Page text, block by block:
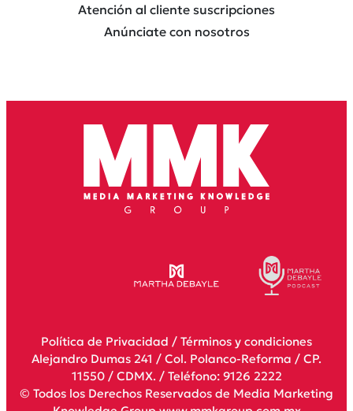
Atención al cliente suscripciones
Anúnciate con nosotros
Política de Privacidad / Términos y condiciones
Alejandro Dumas 241 / Col. Polanco-Reforma / CP.
11550 / CDMX. / Teléfono: 9126 2222
© Todos los Derechos Reservados de Media Marketing